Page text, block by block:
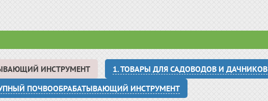
ИНСТРУМЕНТ
1. ТОВАРЫ ДЛЯ САДОВОДОВ И ДАЧНИКОВ
ПОЧВООБРАБАТЫВАЮЩИЙ ИНСТРУМЕНТ